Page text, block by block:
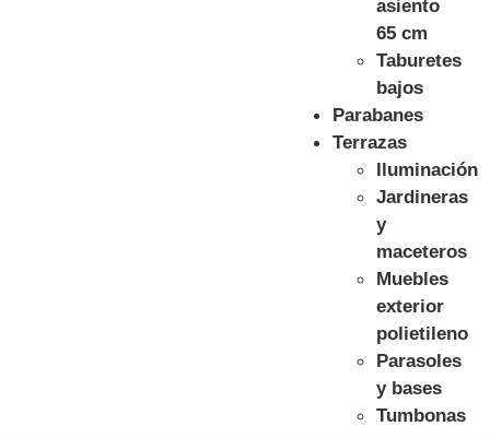
asiento
65 cm
Taburetes
bajos
Parabanes
Terrazas
Iluminación
Jardineras
y
maceteros
Muebles
exterior
polietileno
Parasoles
y bases
Tumbonas